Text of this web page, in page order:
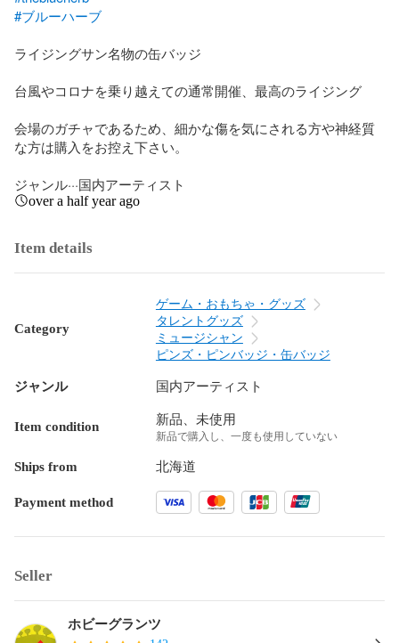
#ブルーハーブ
ライジングサン名物の缶バッジ
台風やコロナを乗り越えての通常開催、最高のライジング
会場のガチャであるため、細かな傷を気にされる方や神経質
な方は購入をお控え下さい。
ジャンル···国内アーティスト
over a half year ago
Item details
Category
ゲーム・おもちゃ・グッズ
タレントグッズ
ミュージシャン
ピンズ・ピンバッジ・缶バッジ
ジャンル 国内アーティスト
Item condition 新品、未使用
新品で購入し、一度も使用していない
Ships from 北海道
Payment method
Seller
ホビーグランツ